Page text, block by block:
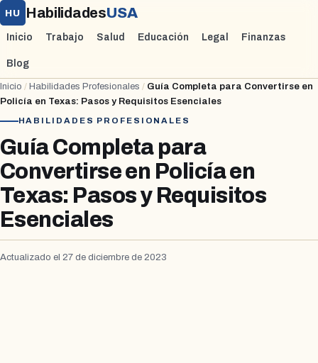
HU HabilidadesUSA
Inicio Trabajo Salud Educación Legal Finanzas
Blog
Inicio / Habilidades Profesionales / Guía Completa para Convertirse en
Policía en Texas: Pasos y Requisitos Esenciales
HABILIDADES PROFESIONALES
Guía Completa para
Convertirse en Policía en
Texas: Pasos y Requisitos
Esenciales
Actualizado el 27 de diciembre de 2023